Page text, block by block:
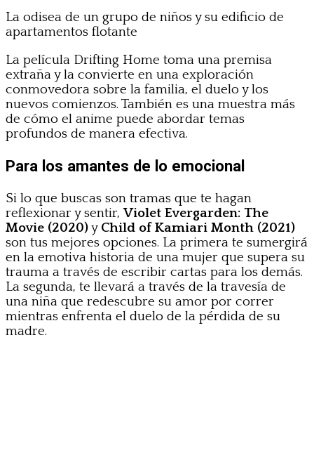
La odisea de un grupo de niños y su edificio de
apartamentos flotante
La película Drifting Home toma una premisa
extraña y la convierte en una exploración
conmovedora sobre la familia, el duelo y los
nuevos comienzos. También es una muestra más
de cómo el anime puede abordar temas
profundos de manera efectiva.
Para los amantes de lo emocional
Si lo que buscas son tramas que te hagan
reflexionar y sentir,Violet Evergarden: The
Movie (2020)y Child of Kamiari Month (2021)
son tus mejores opciones. La primera te sumergirá
en la emotiva historia de una mujer que supera su
trauma a través de escribir cartas para los demás.
La segunda, te llevará a través de la travesía de
una niña que redescubre su amor por correr
mientras enfrenta el duelo de la pérdida de su
madre.